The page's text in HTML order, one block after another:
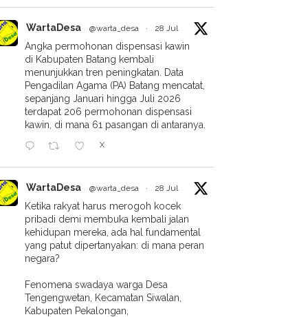
PEMUDA BELIK
Baru Bagi Orang Tua?
WartaDesa @warta_desa · 28 Jul
Angka permohonan dispensasi kawin
di Kabupaten Batang kembali
menunjukkan tren peningkatan. Data
Pengadilan Agama (PA) Batang mencatat,
sepanjang Januari hingga Juli 2026
terdapat 206 permohonan dispensasi
kawin, di mana 61 pasangan di antaranya.
X
WartaDesa @warta_desa · 28 Jul
Ketika rakyat harus merogoh kocek
pribadi demi membuka kembali jalan
kehidupan mereka, ada hal fundamental
yang patut dipertanyakan: di mana peran
negara?
Fenomena swadaya warga Desa
Tengengwetan, Kecamatan Siwalan,
Kabupaten Pekalongan,